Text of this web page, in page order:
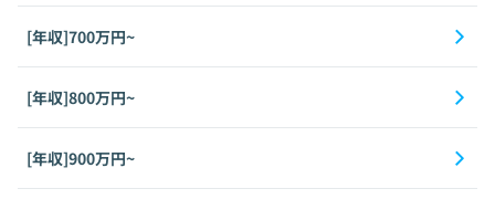
[年収]700万円~
[年収]800万円~
[年収]900万円~